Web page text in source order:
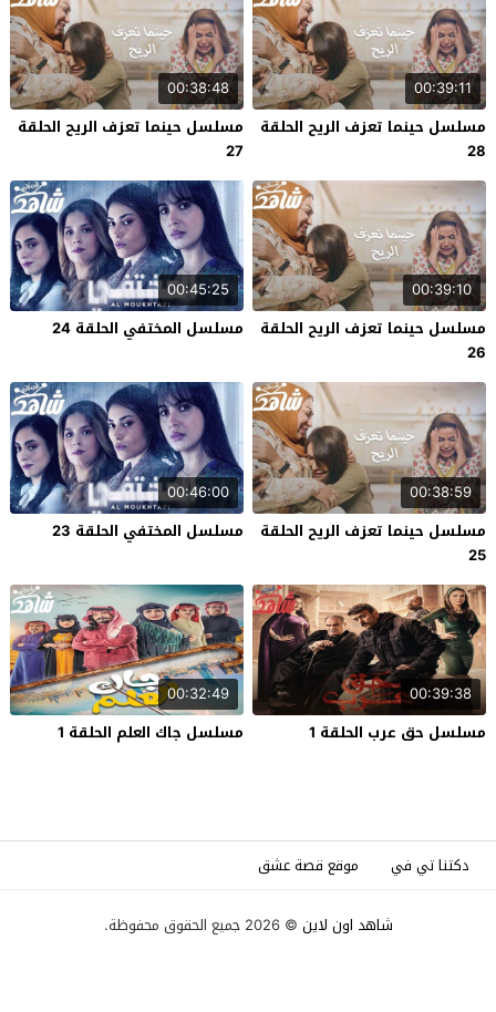
00:39:11
مسلسل حينما تعزف الريح الحلقة
28
00:38:48
مسلسل حينما تعزف الريح الحلقة
27
00:39:10
مسلسل حينما تعزف الريح الحلقة
26
00:45:25
مسلسل المختفي الحلقة 24
00:38:59
مسلسل حينما تعزف الريح الحلقة
25
00:46:00
مسلسل المختفي الحلقة 23
00:39:38
مسلسل حق عرب الحلقة 1
00:32:49
مسلسل جاك العلم الحلقة 1
دكتنا تي في موقع قصة عشق
شاهد اون لاين © 2026 جميع الحقوق محفوظة.